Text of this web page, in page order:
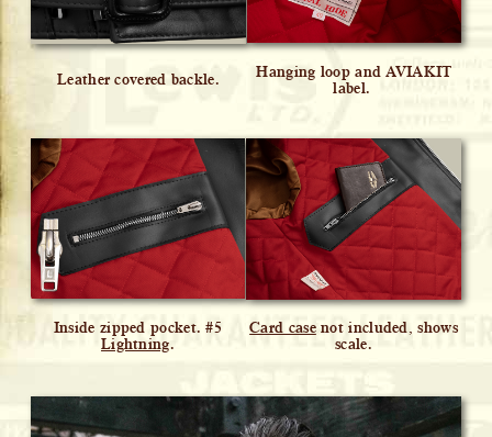
Leather covered backle.
Hanging loop and AVIAKIT
label.
Inside zipped pocket. #5
Lightning.
Card casenot included, shows
scale.